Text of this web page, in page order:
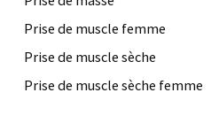
Prise de muscle femme
Prise de muscle sèche
Prise de muscle sèche femme